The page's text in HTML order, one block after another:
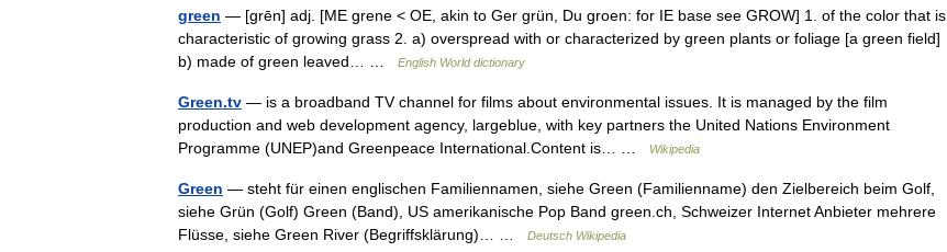
green — [grēn] adj. [ME grene < OE, akin to Ger grün, Du groen: for IE base see GROW] 1. of the color that is
characteristic of growing grass 2. a) overspread with or characterized by green plants or foliage [a green field]
b) made of green leaved… …
English World dictionary
Green.tv — is a broadband TV channel for films about environmental issues. It is managed by the film
production and web development agency, largeblue, with key partners the United Nations Environment
Programme (UNEP)and Greenpeace International.Content is… …
Wikipedia
Green — steht für einen englischen Familiennamen, siehe Green (Familienname) den Zielbereich beim Golf,
siehe Grün (Golf) Green (Band), US amerikanische Pop Band green.ch, Schweizer Internet Anbieter mehrere
Flüsse, siehe Green River (Begriffsklärung)… …
Deutsch Wikipedia